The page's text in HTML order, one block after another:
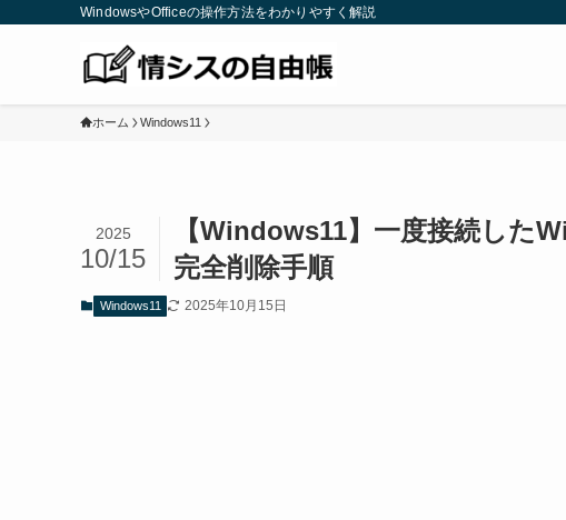
WindowsやOfficeの操作方法をわかりやすく解説
ホーム Windows11
【Windows11】一度接続した
完全削除手順
2025
10/15
Windows11 2025年10月15日